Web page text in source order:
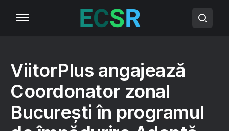
ViitorPlus angajează
Coordonator zonal
București în programul